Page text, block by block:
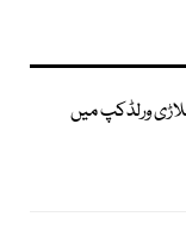
ورلڈکپ میں